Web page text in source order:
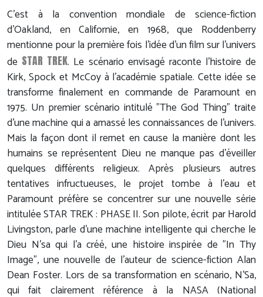
C'est à la convention mondiale de science-fiction
d'Oakland, en Californie, en 1968, que Roddenberry
mentionne pour la première fois l'idée d'un film sur l'univers
de STAR TREK. Le scénario envisagé raconte l'histoire de
Kirk, Spock et McCoy à l'académie spatiale. Cette idée se
transforme finalement en commande de Paramount en
1975. Un premier scénario intitulé "The God Thing" traite
d'une machine qui a amassé les connaissances de l'univers.
Mais la façon dont il remet en cause la manière dont les
humains se représentent Dieu ne manque pas d'éveiller
quelques différents religieux. Après plusieurs autres
tentatives infructueuses, le projet tombe à l'eau et
Paramount préfère se concentrer sur une nouvelle série
intitulée STAR TREK : PHASE II. Son pilote, écrit par Harold
Livingston, parle d'une machine intelligente qui cherche le
Dieu N'sa qui l'a créé, une histoire inspirée de "In Thy
Image", une nouvelle de l'auteur de science-fiction Alan
Dean Foster. Lors de sa transformation en scénario, N'Sa,
qui fait clairement référence à la NASA (National